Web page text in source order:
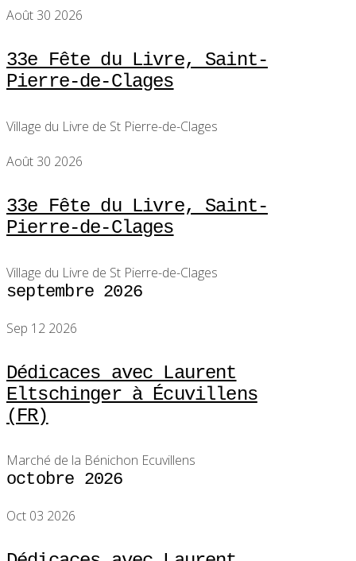
Août 30 2026
33e Fête du Livre, Saint-
Pierre-de-Clages
Village du Livre de St Pierre-de-Clages
Août 30 2026
33e Fête du Livre, Saint-
Pierre-de-Clages
Village du Livre de St Pierre-de-Clages
septembre 2026
Sep 12 2026
Dédicaces avec Laurent
Eltschinger à Écuvillens
(FR)
Marché de la Bénichon Ecuvillens
octobre 2026
Oct 03 2026